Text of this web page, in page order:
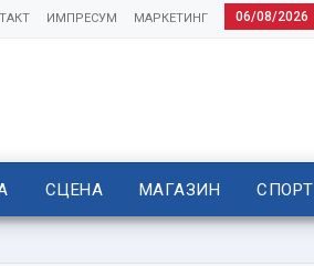
06/08/2026
МАРКЕТИНГ
ИМПРЕСУМ
СЦЕНА МАГАЗИН СПОРТ